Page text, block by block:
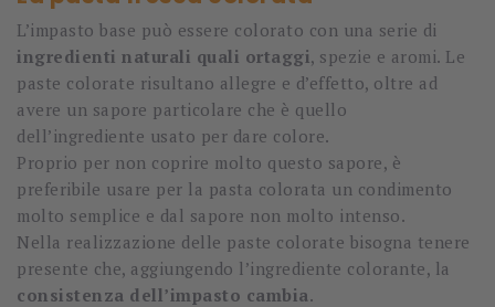
L’impasto base può essere colorato con una serie di
ingredienti naturali quali ortaggi, spezie e aromi. Le
paste colorate risultano allegre e d’effetto, oltre ad
avere un sapore particolare che è quello
dell’ingrediente usato per dare colore.
Proprio per non coprire molto questo sapore, è
preferibile usare per la pasta colorata un condimento
molto semplice e dal sapore non molto intenso.
Nella realizzazione delle paste colorate bisogna tenere
presente che, aggiungendo l’ingrediente colorante, la
consistenza dell’impasto cambia.